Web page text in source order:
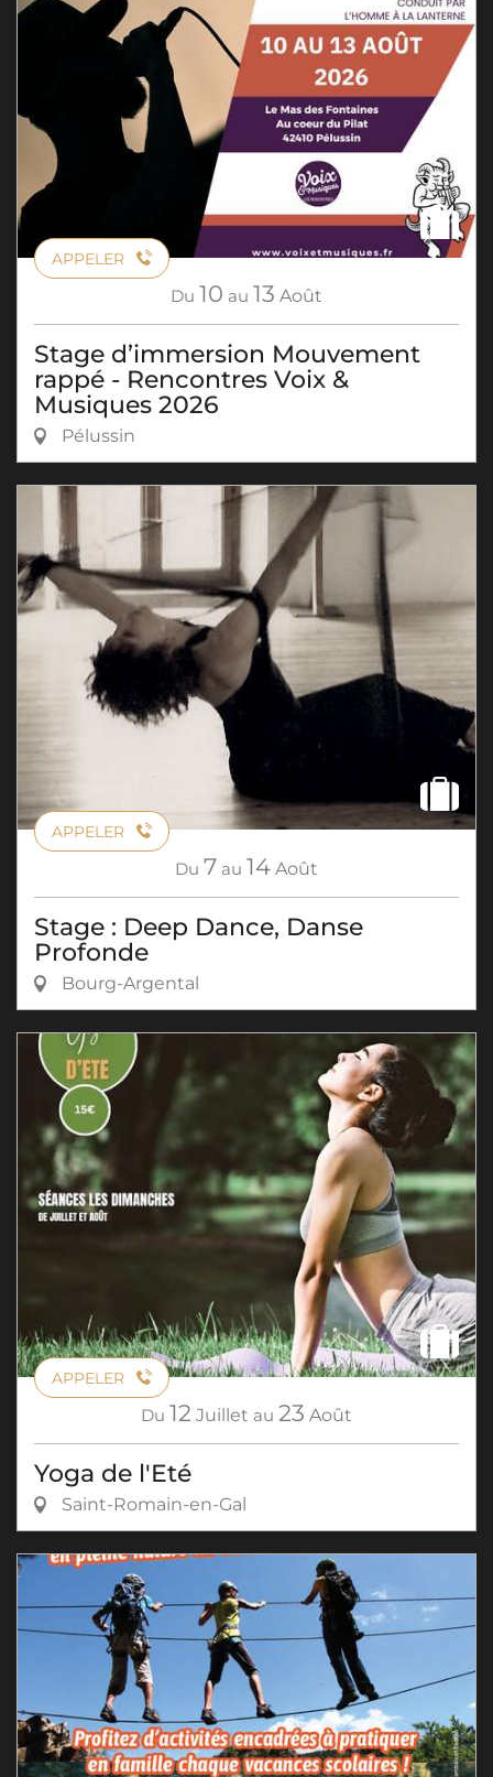
APPELER
Du 10 au 13 Août
Stage d’immersion Mouvement
rappé - Rencontres Voix &
Musiques 2026
Pélussin
APPELER
Du 7 au 14 Août
Stage : Deep Dance, Danse
Profonde
Bourg-Argental
APPELER
Du 12 Juillet au 23 Août
Yoga de l'Eté
Saint-Romain-en-Gal